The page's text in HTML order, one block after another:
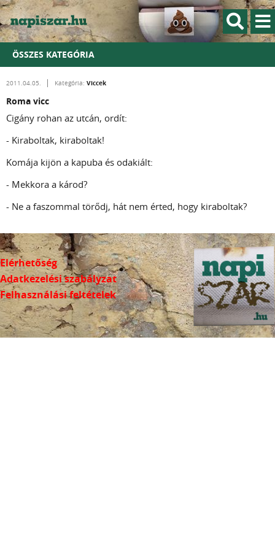
ÖSSZES KATEGÓRIA
2011.04.05. Kategória: Viccek
Roma vicc
Cigány rohan az utcán, ordít:
- Kiraboltak, kiraboltak!
Komája kijön a kapuba és odakiált:
- Mekkora a károd?
- Ne a faszommal törődj, hát nem érted, hogy kiraboltak?
Elérhetőség
Adatkezelési szabályzat
Felhasználási feltételek